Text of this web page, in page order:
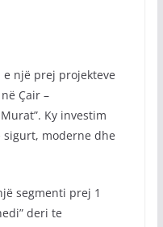
një prej projekteve
Çair –
Ky investim
moderne dhe
segmenti prej 1
deri te